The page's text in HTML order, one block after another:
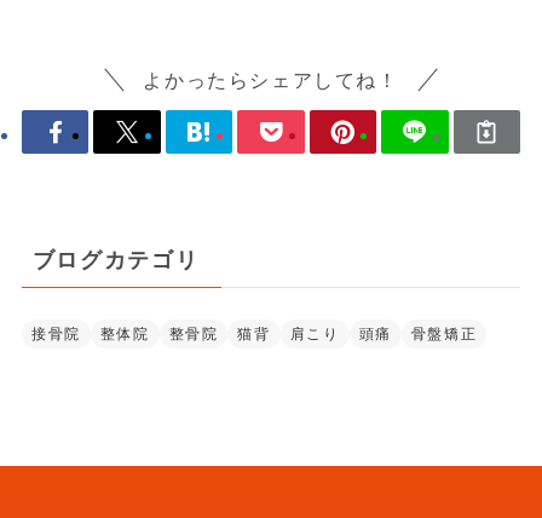
よかったらシェアしてね！
ブログカテゴリ
接骨院 整体院 整骨院 猫背 肩こり 頭痛 骨盤矯正